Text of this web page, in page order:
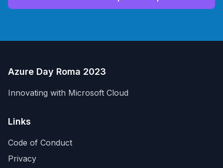
Azure Day Roma 2023
Innovating with Microsoft Cloud
Links
Code of Conduct
Privacy